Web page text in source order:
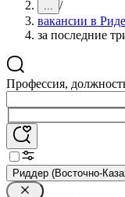
... /
вакансии в
за последние
Профессия,
Риддер (Восточно-